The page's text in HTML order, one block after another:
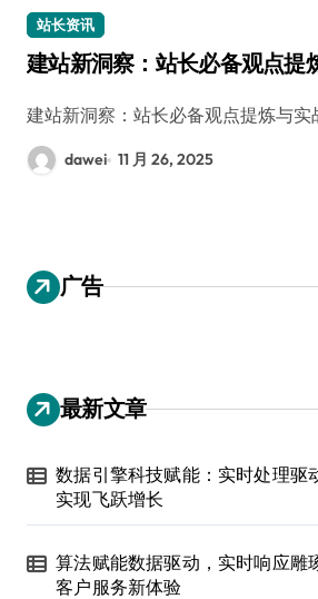
站长资讯
建站新洞察：站长必备观点提
建站新洞察：站长必备观点提炼与
dawei 11 月 26, 2025
广告
最新文章
数据引擎科技赋能：实时处理驱
实现飞跃增长
算法赋能数据驱动，实时响应雕
客户服务新体验